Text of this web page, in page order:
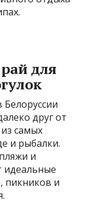
для
Белоруссии
друг от
самых
и рыбалки.
и
идеальные
пикников и